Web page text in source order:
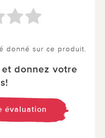
donné sur ce produit.
donnez votre
évaluation